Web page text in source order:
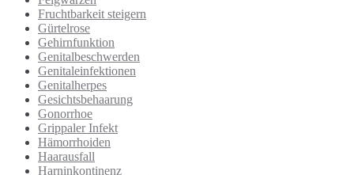
Fruchtbarkeit steigern
Gürtelrose
Gehirnfunktion
Genitalbeschwerden
Genitaleinfektionen
Genitalherpes
Gesichtsbehaarung
Gonorrhoe
Grippaler Infekt
Hämorrhoiden
Haarausfall
Harninkontinenz